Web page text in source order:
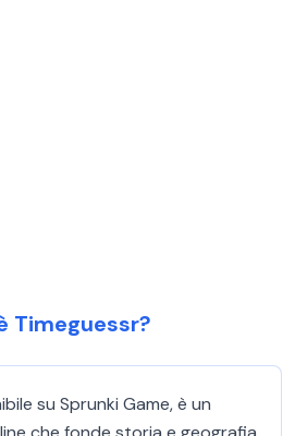
Timeguessr?
su Sprunki Game, è un